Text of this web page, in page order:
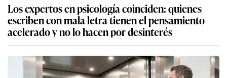
Los expertos en psicología coinciden: quienes
escriben con mala letra tienen el pensamiento
acelerado y no lo hacen por desinterés